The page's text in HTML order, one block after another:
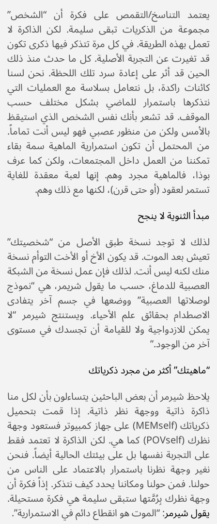
يعتمد التناسخ/التقمص على فكرة أن “الشخص”
مجموعة من الذكريات تبقى سليمة. لكن الذاكرة لا
تعمل بهذه الطريقة. في كل مرة تتذكر فيها ذكرى تكون
قد تغيرت عن التجربة الأصلية. كل ما حدث منذ ذلك
الحين قد أثر على إعادة سرد تلك اللحظة. نحن لسنا
كائنات راكدة، بل نتعامل بسلاسة مع العمليات التي
نتذكرها باستمرار للماضي بشكل مختلف حسب
الموقف. قد تشعر بأنك نفس الشخص الذي استيقظ
بالأمس ولكن من منظور عصبي فهو ليس أنت تماماً.
من المحتمل أن تكون استمرارية الماهية سمة بقاء
تمكننا من العمل داخل المجتمعات، ولكن كما عرف
بوذا، فالماهية مجرد وهم. إنها لعبة معقدة للغاية
تستمر لعقود (أو حتى قرن)، لكنها مع ذلك وهم.
مبدأ الثنوية لا ينجح
لذلك لا توجد نسخة طبق الأصل من “شخصيتك”
تعيش بعد الموت. قد يكون الأخ أو الأخت التوأم نسخة
منك لكنه ليس أنت. لذلك فإن عمل نسخة من الشبكة
العصبية للدماغ، حسب ما يقول شريمر، هي “نموذج
لوصلاتها العصبية” ووضعها في جسم آخر يتفادى
الاصطدام بحقائق علم الأحياء. ويستنتج شيرمر “لا
يمكن للازدواجية ولا للقيامة أن تجسدك في مستوى
آخر من الوجود.”
“ماهيتك” أكثر من مجرد ذكرياتك
يلاحظ شيرمر أن بعض الباحثين يتساءلون بأن لكل منا
ذاكرة ذاتية ووجهة نظر ذاتية. إذا قمت بتحميل
ذكرياتك (MEMself) على جهاز كمبيوتر فستعود وجهة
نظرك (POVself) كما هي. لكن الذاكرة لا تعتمد فقط
على التجربة نفسها بل على بيئتك الحالية أيضاً. فنحن
نغير وجهة نظرنا باستمرار بالاعتماد على الناس من
حولنا. فمن حولنا ومكاننا يحدد كيف نتذكر. إذاً فكرة أن
وجهة نظرك بِرُمَّتها ستبقى سليمة هي فكرة مستحيلة.
يقول شيرمر: “الموت هو انقطاع دائم في الاستمرارية”.